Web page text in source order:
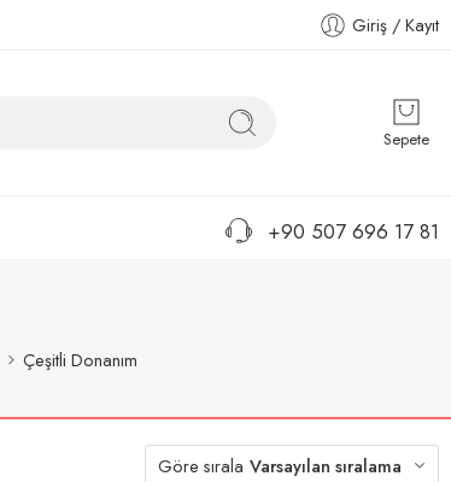
Giriş / Kayıt
Sepete
+90 507 696 17 81
Çeşitli Donanım
Göre sırala Varsayılan sıralama